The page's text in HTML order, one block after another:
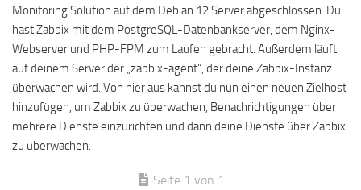
Monitoring Solution auf dem Debian 12 Server abgeschlossen. Du
hast Zabbix mit dem PostgreSQL-Datenbankserver, dem Nginx-
Webserver und PHP-FPM zum Laufen gebracht. Außerdem läuft
auf deinem Server der „zabbix-agent“, der deine Zabbix-Instanz
überwachen wird. Von hier aus kannst du nun einen neuen Zielhost
hinzufügen, um Zabbix zu überwachen, Benachrichtigungen über
mehrere Dienste einzurichten und dann deine Dienste über Zabbix
zu überwachen.
Seite 1 von 1